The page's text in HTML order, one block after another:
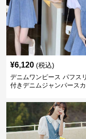
¥6,120 (税込)
デニムワンピース パフス
付きデニムジャンパース